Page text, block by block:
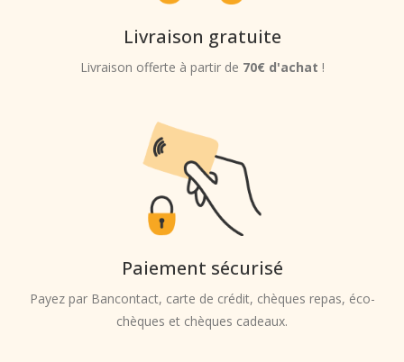
Livraison gratuite
Livraison offerte à partir de 70€ d'achat !
Paiement sécurisé
Payez par Bancontact, carte de crédit, chèques repas, éco-
chèques et chèques cadeaux.